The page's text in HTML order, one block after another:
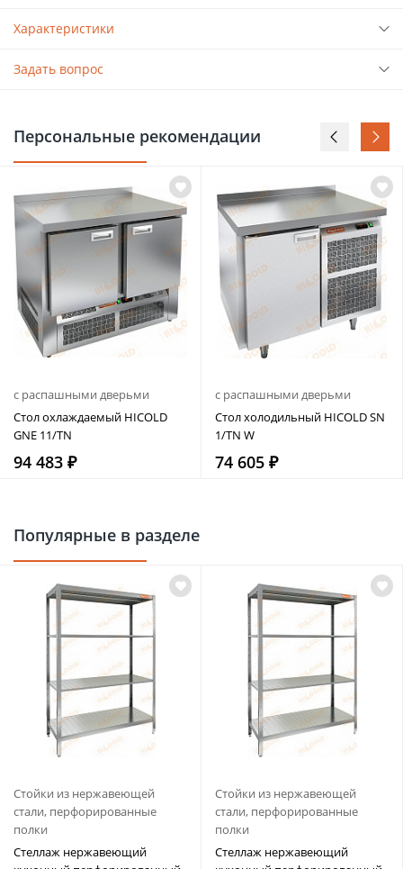
Характеристики
Задать вопрос
Персональные рекомендации
с распашными дверьми
Стол охлаждаемый HICOLD
GNE 11/TN
94 483 ₽
с распашными дверьми
Стол холодильный HICOLD SN
1/TN W
74 605 ₽
Популярные в разделе
Стойки из нержавеющей
стали, перфорированные
полки
Стеллаж нержавеющий
Стойки из нержавеющей
стали, перфорированные
полки
Стеллаж нержавеющий